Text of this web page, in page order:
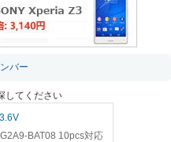
バー
してください
BAT08 10pcs対応